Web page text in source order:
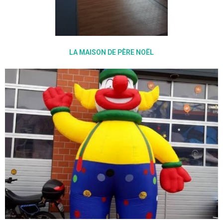
LA MAISON DE PÈRE NOËL